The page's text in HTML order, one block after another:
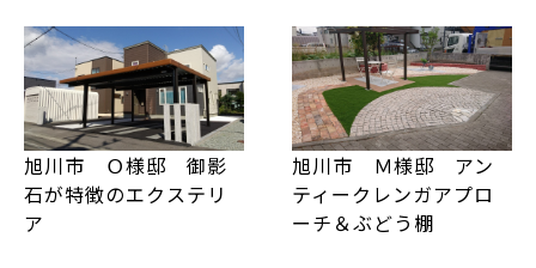
旭川市 Ｏ様邸 御影
石が特徴のエクステリ
ア
旭川市 Ｍ様邸 アン
ティークレンガアプロ
ーチ＆ぶどう棚